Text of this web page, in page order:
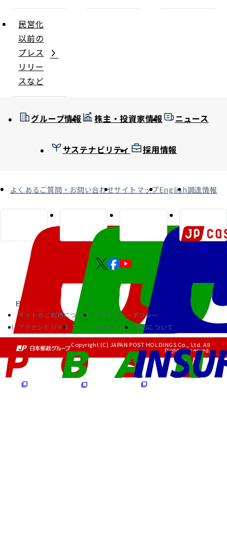
民営化
以前の
プレス
リリー
スなど
グループ情報 株主・投資家情報 ニュース
サステナビリティ 採用情報
よくあるご質問・お問い合わせサイトマップEnglish調達情報
サイトのご利用について
プライバシーポリシー
アクセシビリティ
ソーシャルメディア RSSについて
Copyright (C) JAPAN POST HOLDINGS Co., Ltd. All
Rights Reserved.